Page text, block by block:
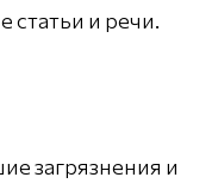
статьи и речи.
загрязнения и